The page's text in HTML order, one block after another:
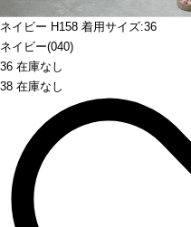
ネイビー H158 着用サイズ:36
ネイビー(040)
36 在庫なし
38 在庫なし